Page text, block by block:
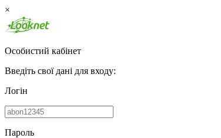
×
Особистий кабінет
Введіть свої дані для входу:
Логін
Пароль